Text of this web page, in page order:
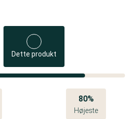
Dette produkt
80%
Højeste